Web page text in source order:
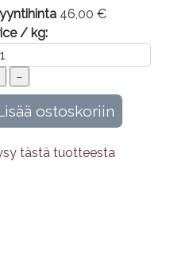
46,00 €
/ kg:
tästä tuotteesta